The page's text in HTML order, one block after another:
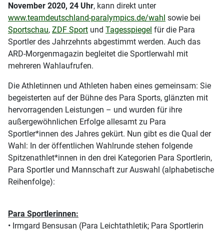
November 2020, 24 Uhr, kann direkt unter
www.teamdeutschland-paralympics.de/wahl sowie bei
Sportschau, ZDF Sport und Tagesspiegel für die Para
Sportler des Jahrzehnts abgestimmt werden. Auch das
ARD-Morgenmagazin begleitet die Sportlerwahl mit
mehreren Wahlaufrufen.
Die Athletinnen und Athleten haben eines gemeinsam: Sie
begeisterten auf der Bühne des Para Sports, glänzten mit
hervorragenden Leistungen – und wurden für ihre
außergewöhnlichen Erfolge allesamt zu Para
Sportler*innen des Jahres gekürt. Nun gibt es die Qual der
Wahl: In der öffentlichen Wahlrunde stehen folgende
Spitzenathlet*innen in den drei Kategorien Para Sportlerin,
Para Sportler und Mannschaft zur Auswahl (alphabetische
Reihenfolge):
Para Sportlerinnen:
• Irmgard Bensusan (Para Leichtathletik; Para Sportlerin